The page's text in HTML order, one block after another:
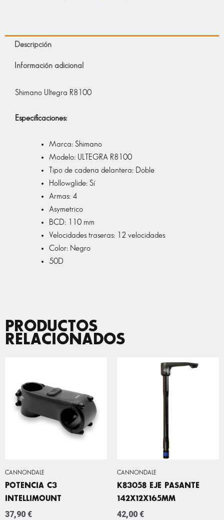
Descripción
Información adicional
Shimano Ultegra R8100
Especificaciones:
Marca: Shimano
Modelo: ULTEGRA R8100
Tipo de cadena delantera: Doble
Hollowglide: Sí
Armas: 4
Asymetrico
BCD: 110 mm
Velocidades traseras: 12 velocidades
Color: Negro
50D
PRODUCTOS
RELACIONADOS
CANNONDALE
POTENCIA C3
INTELLIMOUNT
37,90 €
CANNONDALE
K83058 EJE PASANTE
142X12X165MM
42,00 €